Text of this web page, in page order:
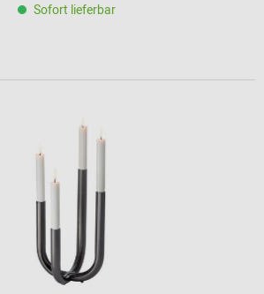
Sofort lieferbar